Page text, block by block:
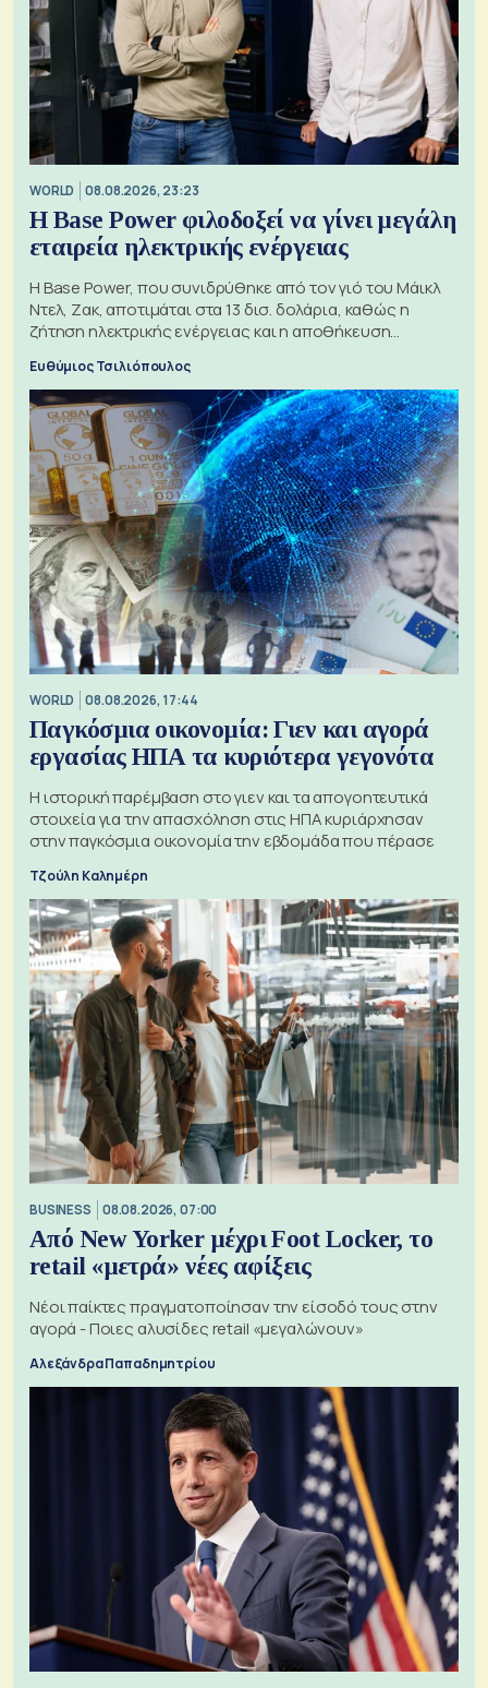
WORLD 08.08.2026, 23:23
Η Base Power φιλοδοξεί να γίνει μεγάλη
εταιρεία ηλεκτρικής ενέργειας
Η Base Power, που συνιδρύθηκε από τον γιό του Μάικλ
Ντελ, Ζακ, αποτιμάται στα 13 δισ. δολάρια, καθώς η
ζήτηση ηλεκτρικής ενέργειας και η αποθήκευση
Ευθύμιος Τσιλιόπουλος
WORLD 08.08.2026, 17:44
Παγκόσμια οικονομία: Γιεν και αγορά
εργασίας ΗΠΑ τα κυριότερα γεγονότα
Η ιστορική παρέμβαση στο γιεν και τα απογοητευτικά
στοιχεία για την απασχόληση στις ΗΠΑ κυριάρχησαν
στην παγκόσμια οικονομία την εβδομάδα που πέρασε
Τζούλη Καλημέρη
BUSINESS 08.08.2026, 07:00
Από New Yorker μέχρι Foot Locker, το
retail «μετρά» νέες αφίξεις
Νέοι παίκτες πραγματοποίησαν την είσοδό τους στην
αγορά - Ποιες αλυσίδες retail «μεγαλώνουν»
Αλεξάνδρα Παπαδημητρίου